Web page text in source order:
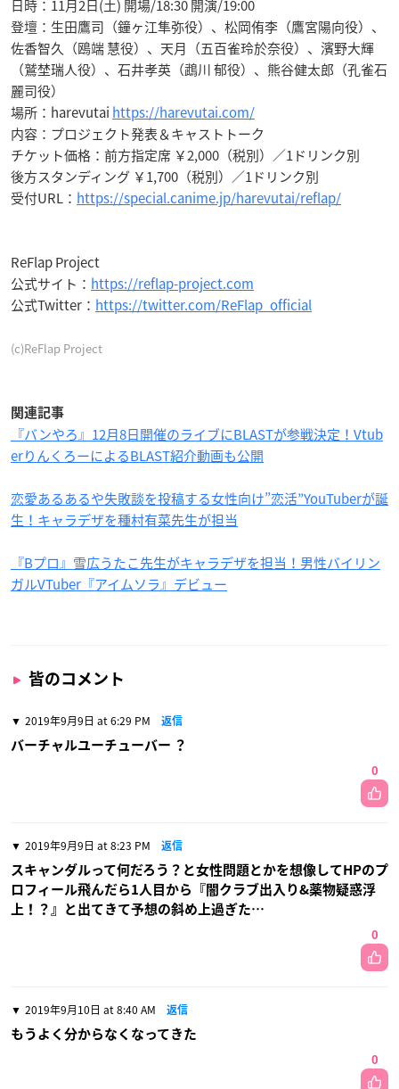
日時：11月2日(土) 開場/18:30 開演/19:00
登壇：生田鷹司（鐘ヶ江隼弥役）、松岡侑李（鷹宮陽向役）、
佐香智久（鴎端 慧役）、天月（五百雀玲於奈役）、濱野大輝
（鷲埜瑞人役）、石井孝英（鵡川 郁役）、熊谷健太郎（孔雀石
麗司役）
場所：harevutai https://harevutai.com/
内容：プロジェクト発表＆キャストトーク
チケット価格：前方指定席 ￥2,000（税別）／1ドリンク別
後方スタンディング ￥1,700（税別）／1ドリンク別
受付URL： https://special.canime.jp/harevutai/reflap/
ReFlap Project
公式サイト： https://reflap-project.com
公式Twitter： https://twitter.com/ReFlap_official
(c)ReFlap Project
関連記事
『バンやろ』12月8日開催のライブにBLASTが参戦決定！Vtub
erりんくろーによるBLAST紹介動画も公開
恋愛あるあるや失敗談を投稿する女性向け”恋活”YouTuberが誕
生！キャラデザを種村有菜先生が担当
『Bプロ』雪広うたこ先生がキャラデザを担当！男性バイリン
ガルVTuber『アイムソラ』デビュー
皆のコメント
2019年9月9日 at 6:29 PM 返信
バーチャルユーチューバー ？
0
2019年9月9日 at 8:23 PM 返信
スキャンダルって何だろう？と女性問題とかを想像してHPのプ
ロフィール飛んだら1人目から『闇クラブ出入り&薬物疑惑浮
上！？』と出てきて予想の斜め上過ぎた…
0
2019年9月10日 at 8:40 AM 返信
もうよく分からなくなってきた
0